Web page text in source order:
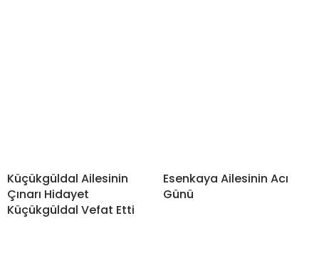
Küçükgüldal Ailesinin
Çınarı Hidayet
Küçükgüldal Vefat Etti
Esenkaya Ailesinin Acı
Günü